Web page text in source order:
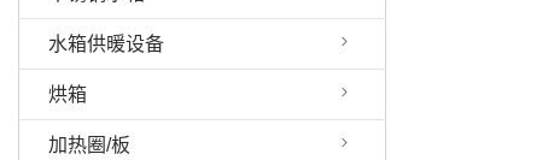
水箱供暖设备
烘箱
加热圈/板